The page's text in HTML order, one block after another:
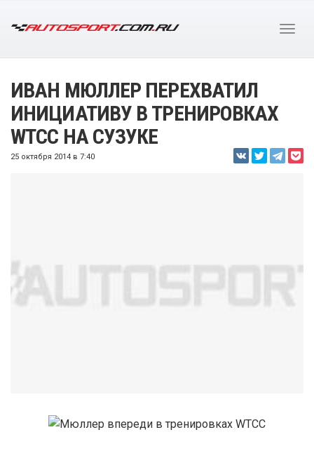
ИВАН МЮЛЛЕР ПЕРЕХВАТИЛ
ИНИЦИАТИВУ В ТРЕНИРОВКАХ
WTCC НА СУЗУКЕ
25 октября 2014 в 7:40